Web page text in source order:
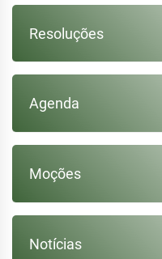
Resoluções
Agenda
Moções
Notícias